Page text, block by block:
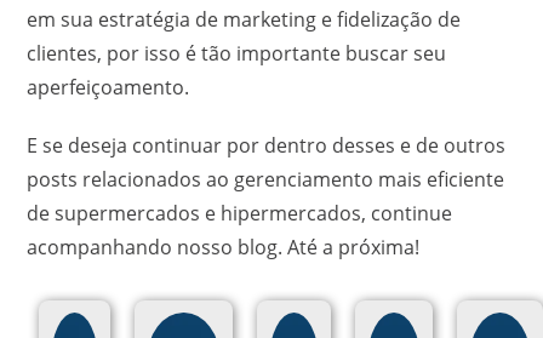
em sua estratégia de marketing e fidelização de
clientes, por isso é tão importante buscar seu
aperfeiçoamento.
E se deseja continuar por dentro desses e de outros
posts relacionados ao gerenciamento mais eficiente
de supermercados e hipermercados, continue
acompanhando nosso blog. Até a próxima!